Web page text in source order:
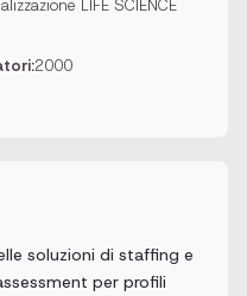
LIFE SCIENCE
2000
soluzioni di staffing e
per profili